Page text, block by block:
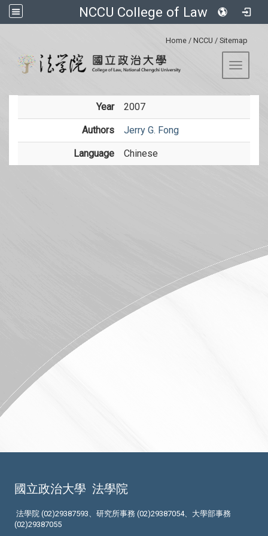
NCCU College of Law
Home / NCCU / Sitemap
Toggle
Year 2007
Authors Jerry G. Fong
Language Chinese
國立政治大學 法學院
法學院 (02)29387593、研究所事務 (02)29387054、大學部事務
(02)29387055